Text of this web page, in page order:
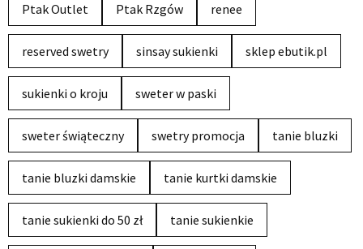
Ptak Outlet Ptak Rzgów renee
reserved swetry sinsay sukienki sklep ebutik.pl
sukienki o kroju sweter w paski
sweter świąteczny swetry promocja tanie bluzki
tanie bluzki damskie tanie kurtki damskie
tanie sukienki do 50 zł tanie sukienkie